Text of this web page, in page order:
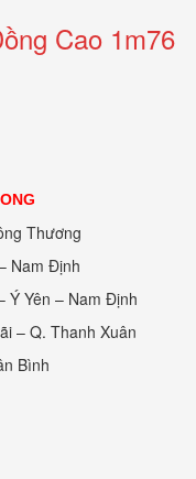
Cao 1m76
Thương
Nam Định
Ý Yên – Nam Định
– Q. Thanh Xuân
Bình